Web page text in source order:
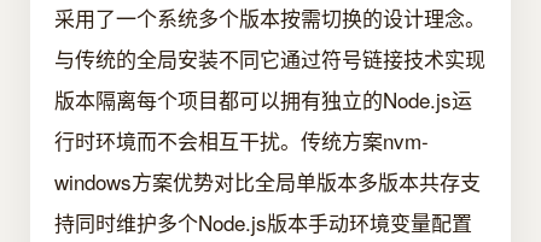
采用了一个系统多个版本按需切换的设计理念。
与传统的全局安装不同它通过符号链接技术实现
版本隔离每个项目都可以拥有独立的Node.js运
行时环境而不会相互干扰。传统方案nvm-
windows方案优势对比全局单版本多版本共存支
持同时维护多个Node.js版本手动环境变量配置